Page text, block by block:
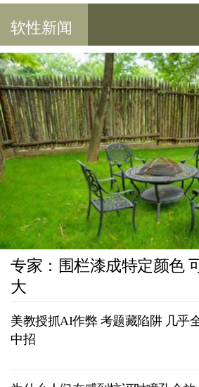
软性新闻
专家：围栏漆成特定颜色
大
美教授抓AI作弊 考题藏陷阱 几乎
中招